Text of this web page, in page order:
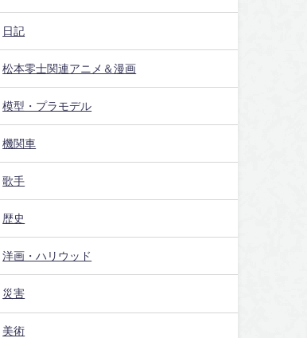
日記
松本零士関連アニメ＆漫画
模型・プラモデル
機関車
歌手
歴史
洋画・ハリウッド
災害
美術